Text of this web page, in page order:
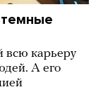
темные
всю карьеру
А его